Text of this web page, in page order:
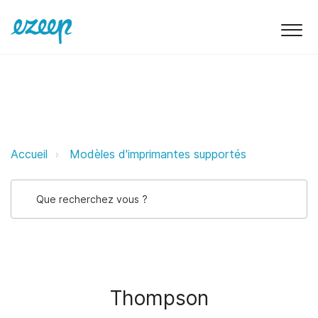
Thompson ezeep Support
Accueil Modèles d'imprimantes supportés
Thompson